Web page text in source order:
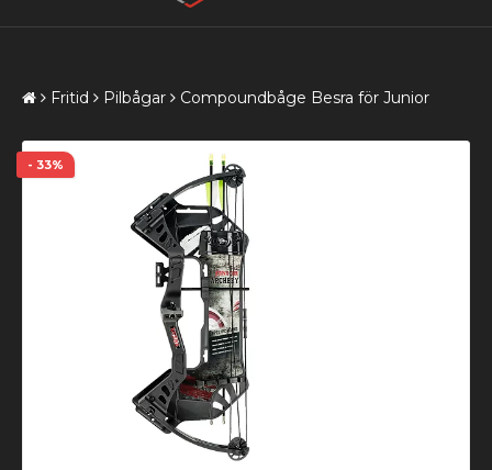
Fritid Pilbågar Compoundbåge Besra för Junior
- 33%